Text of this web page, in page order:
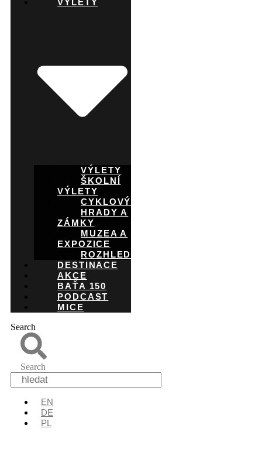
VÝLETY
ŠKOLNÍ
VÝLETY
CYKLOVÝLETY
HRADY A
ZÁMKY
MUZEA A
EXPOZICE
ROZHLEDNY
DESTINACE
AKCE
BAŤA 150
PODCAST
MICE
Search
Search
EN
DE
PL